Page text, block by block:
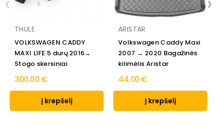
THULE
VOLKSWAGEN CADDY
MAXI LIFE 5 durų 2016→
Stogo skersiniai
300,00 €
Į krepšelį
ARISTAR
Volkswagen Caddy Maxi
2007 → 2020 Bagažinės
kilimėlis Aristar
44,00 €
Į krepšelį